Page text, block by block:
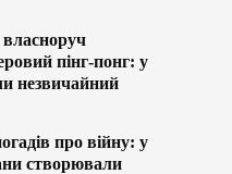
пінг-понг: у
незвичайний
про війну: у
створювали